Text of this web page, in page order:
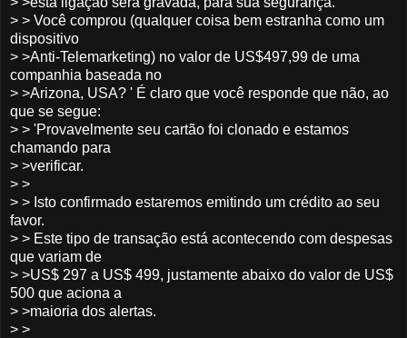
> > Você comprou (qualquer coisa bem estranha como um
dispositivo
> >Anti-Telemarketing) no valor de US$497,99 de uma
companhia baseada no
> >Arizona, USA? ' É claro que você responde que não, ao
que se segue:
> > 'Provavelmente seu cartão foi clonado e estamos
chamando para
> >verificar.
> >
> > Isto confirmado estaremos emitindo um crédito ao seu
favor.
> > Este tipo de transação está acontecendo com despesas
que variam de
> >US$ 297 a US$ 499, justamente abaixo do valor de US$
500 que aciona a
> >maioria dos alertas.
> >